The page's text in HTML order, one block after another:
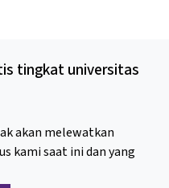
tingkat universitas
akan melewatkan
kami saat ini dan yang